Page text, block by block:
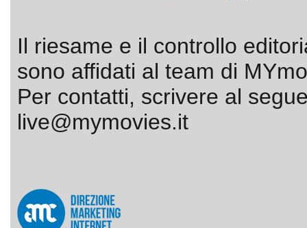
Il riesame e il controllo
sono affidati al team di
Per contatti, scrivere al
live@mymovies.it